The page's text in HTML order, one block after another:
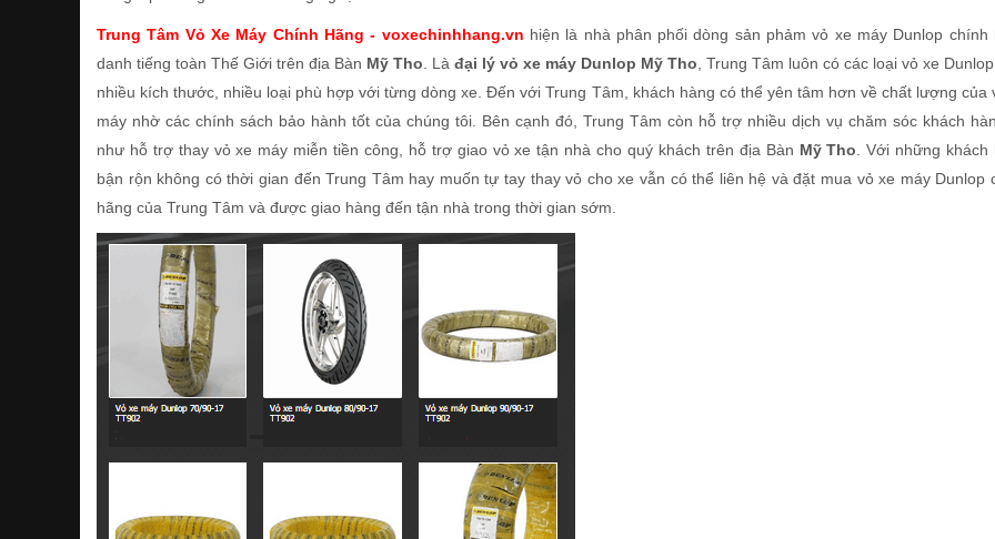
Trung Tâm Vỏ Xe Máy Chính Hãng - voxechinhhang.vn hiện là nhà phân phối dòng sản phảm vỏ xe máy Dunlop chính
danh tiếng toàn Thế Giới trên địa Bàn Mỹ Tho . Là đại lý vỏ xe máy Dunlop Mỹ Tho , Trung Tâm luôn có các loại vỏ xe
nhiều kích thước, nhiều loại phù hợp với từng dòng xe. Đến với Trung Tâm, khách hàng có thể yên tâm hơn về chất lượng của
máy nhờ các chính sách bảo hành tốt của chúng tôi. Bên cạnh đó, Trung Tâm còn hỗ trợ nhiều dịch vụ chăm sóc khách
như hỗ trợ thay vỏ xe máy miễn tiền công, hỗ trợ giao vỏ xe tận nhà cho quý khách trên địa Bàn Mỹ Tho . Với những khách
bận rộn không có thời gian đến Trung Tâm hay muốn tự tay thay vỏ cho xe vẫn có thể liên hệ và đặt mua vỏ xe máy Dunlop
hãng của Trung Tâm và được giao hàng đến tận nhà trong thời gian sớm.